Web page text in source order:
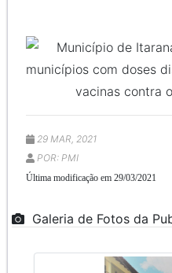
29 MAR, 2021
POR: PMI
Última modificação em 29/03/2021
Galeria de Fotos da